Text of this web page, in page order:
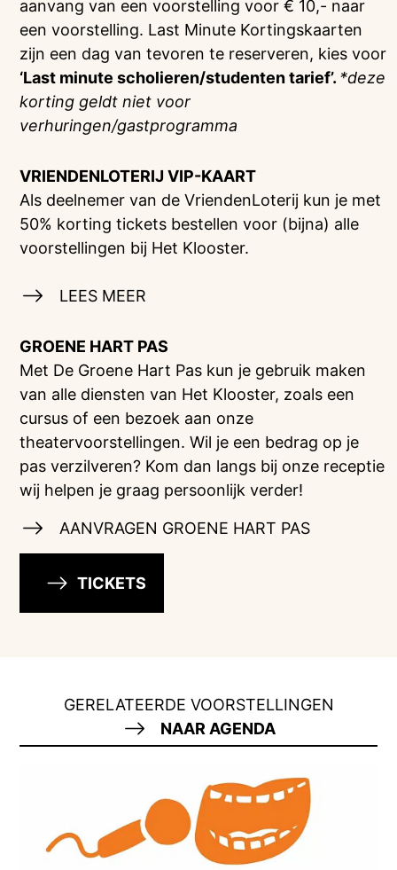
aanvang van een voorstelling voor € 10,- naar
een voorstelling. Last Minute Kortingskaarten
zijn een dag van tevoren te reserveren, kies voor
‘Last minute scholieren/studenten tarief’. *deze
korting geldt niet voor
verhuringen/gastprogramma
VRIENDENLOTERIJVIP-KAART
Als deelnemer van de VriendenLoterij kun je met
50% korting tickets bestellen voor (bijna) alle
voorstellingen bij Het Klooster.
LEES MEER
GROENE HART PAS
Met De Groene Hart Pas kun je gebruik maken
van alle diensten van Het Klooster, zoals een
cursus of een bezoek aan onze
theatervoorstellingen. Wil je een bedrag op je
pas verzilveren? Kom dan langs bij onze receptie
wij helpen je graag persoonlijk verder!
AANVRAGEN GROENE HART PAS
TICKETS
GERELATEERDE VOORSTELLINGEN
NAAR AGENDA